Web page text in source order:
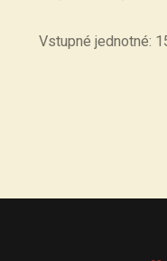
Vstupné jednotné: